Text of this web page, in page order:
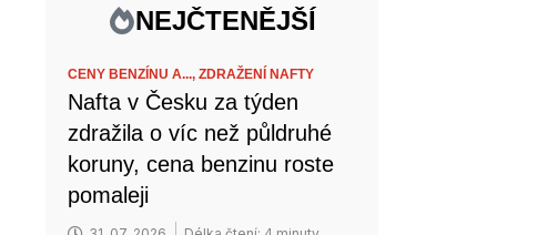
NEJČTENĚJŠÍ
CENY BENZÍNU A...,ZDRAŽENÍ NAFTY
Nafta v Česku za týden
zdražila o víc než půldruhé
koruny, cena benzinu roste
pomaleji